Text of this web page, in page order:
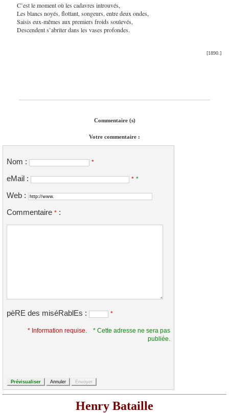
C’est le moment où les cadavres introuvés,
Les blancs noyés, flottant, songeurs, entre deux ondes,
Saisis eux-mêmes aux premiers froids soulevés,
Descendent s’abriter dans les vases profondes.
[1890.]
Commentaire (s)
Votre commentaire :
Nom : *
eMail : * *
Web :
Commentaire * :
pèRE des miséRablEs : *
* Information requise.
* Cette adresse ne sera pas
publiée.
Henry Bataille